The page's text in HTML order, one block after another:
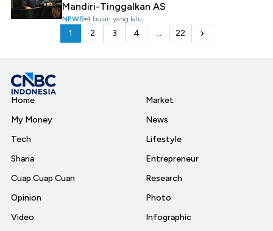
Mandiri-Tinggalkan AS
NEWS 4 bulan yang lalu
1 2 3 4 ... 22
Home
My Money
Tech
Sharia
Cuap Cuap Cuan
Opinion
Video
Market
News
Lifestyle
Entrepreneur
Research
Photo
Infographic